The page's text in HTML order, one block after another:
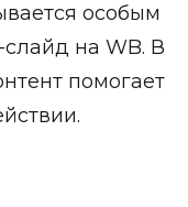
особым
на WB. В
помогает